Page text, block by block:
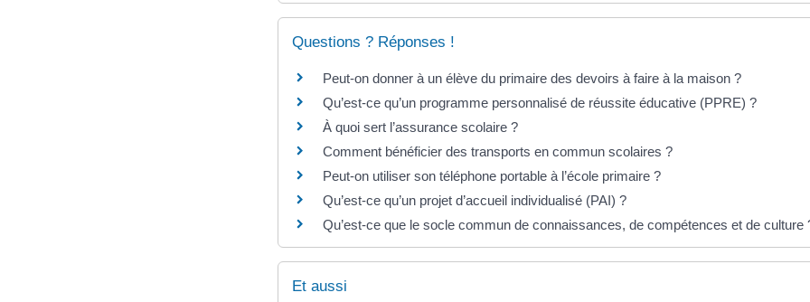
Questions ? Réponses !
Peut-on donner à un élève du primaire des devoirs à faire à la maison ?
Qu’est-ce qu’un programme personnalisé de réussite éducative (PPRE) ?
À quoi sert l’assurance scolaire ?
Comment bénéficier des transports en commun scolaires ?
Peut-on utiliser son téléphone portable à l’école primaire ?
Qu’est-ce qu’un projet d’accueil individualisé (PAI) ?
Qu’est-ce que le socle commun de connaissances, de compétences et de culture
Et aussi